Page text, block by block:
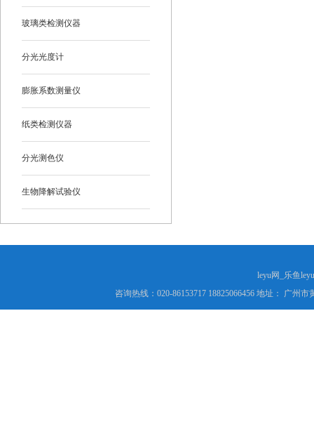
玻璃类检测仪器
分光光度计
膨胀系数测量仪
纸类检测仪器
分光测色仪
生物降解试验仪
leyu网_乐鱼
咨询热线：020-86153717 18825066456 地址： 广州